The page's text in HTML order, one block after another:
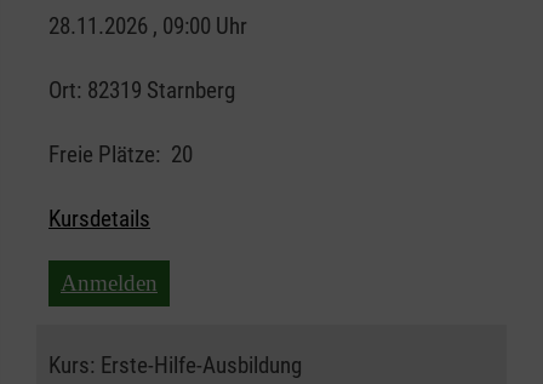
28.11.2026 , 09:00 Uhr
Ort: 82319 Starnberg
Freie Plätze: 20
Kursdetails
Anmelden
Kurs: Erste-Hilfe-Ausbildung